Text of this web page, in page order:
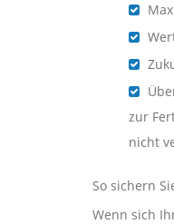
zur
nicht
So sichern
Wenn sich